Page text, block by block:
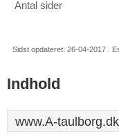
Antal sider
Sidst opdateret: 26-04-2017 .
Indhold
www.A-taulborg.dk